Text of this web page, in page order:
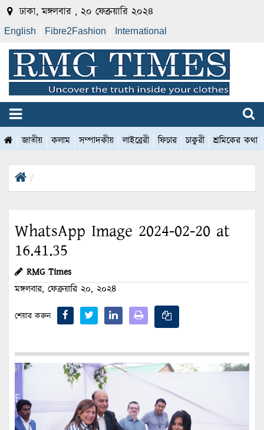
ঢাকা, মঙ্গলবার , ২০ ফেব্রুয়ারি ২০২৪
English Fibre2Fashion International
জাতীয় কলাম সম্পাদকীয় লাইব্রেরী ফিচার চাকুরী শ্রমিকের কথা
WhatsApp Image 2024-02-20 at
16.41.35
RMG Times
মঙ্গলবার, ফেব্রুয়ারি ২০, ২০২৪
শেয়ার করুন